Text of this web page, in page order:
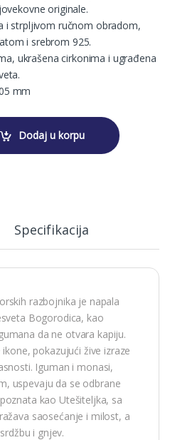
originale.
i strpljivom ručnom obradom,
i srebrom 925.
ukrašena cirkonima i ugrađena
mm
quantity
Dodaj u korpu
Specifikacija
razbojnika je napala
Bogorodica, kao
da ne otvara kapiju.
pokazujući žive izraze
Iguman i monasi,
uspevaju da se odbrane
kao Utešiteljka, sa
saosećanje i milost, a
i gnjev.